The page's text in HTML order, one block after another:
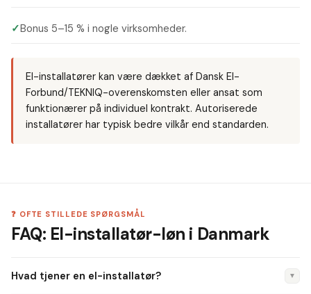
✓Bonus 5–15 % i nogle virksomheder.
El-installatører kan være dækket af Dansk El-
Forbund/TEKNIQ-overenskomsten eller ansat som
funktionærer på individuel kontrakt. Autoriserede
installatører har typisk bedre vilkår end standarden.
❓ OFTE STILLEDE SPØRGSMÅL
FAQ: El-installatør-løn i Danmark
Hvad tjener en el-installatør? ▼